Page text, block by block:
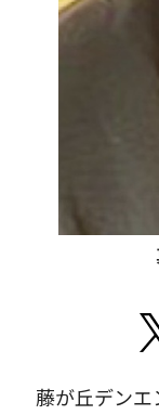
藤が丘デンエ